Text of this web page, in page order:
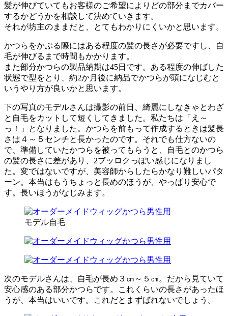
髪が伸びていてもお客様のご希望によりどの部分までカバー
するかどうかを相談して決めていきます。
それが坊主のままだと、とてもわかりにくいかと思います。
かつらをかぶる際にはある程度の髪の長さが必要ですし、自
毛が伸びるまで時間もかかります。
また部分かつらの製品納期は45日です。ある程度の伸ばした
状態で型をとり、約2か月後に納品でかつらが頭になじむと
いうやり方が良いかと思います。
下の写真のモデルさんは撮影の前日、綺麗にしなきゃとわざ
と自毛をカットして短くしてきました。私たちは「え～
っ！」となりました。かつらを前もって作成するときは髪長
さは４～５センチと長かったのです。それでも仕方ないの
で、準備していたかつらを被ってもらうと、自毛とのかつら
の髪の長さに差があり、2ブッロクっぽい感じになりまし
た。変ではないですが、美容師からしたらかなり難しいパタ
ーン。本当はもうちょっと長めのほうが、やっぱり安心で
す。長いほうがなじみます。
モデル自毛
次のモデルさんは、自毛が長め３㎝～５㎝。だから見ていて
安心感のある部分かつらです。これくらいの長さがあったほ
うが、本当はいいです。これだとまずばれないでしょう。